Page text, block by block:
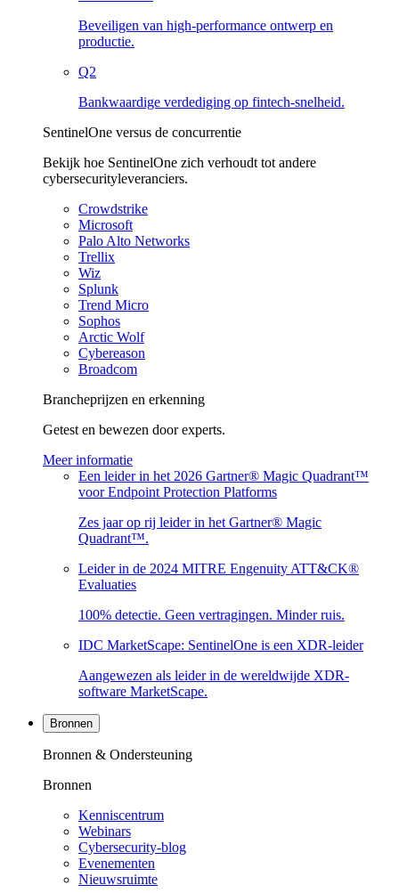
Beveiligen van high-performance ontwerp en
productie.
Q2
Bankwaardige verdediging op fintech-snelheid.
SentinelOne versus de concurrentie
Bekijk hoe SentinelOne zich verhoudt tot andere
cybersecurityleveranciers.
Crowdstrike
Microsoft
Palo Alto Networks
Trellix
Wiz
Splunk
Trend Micro
Sophos
Arctic Wolf
Cybereason
Broadcom
Brancheprijzen en erkenning
Getest en bewezen door experts.
Meer informatie
Een leider in het 2026 Gartner® Magic Quadrant™
voor Endpoint Protection Platforms
Zes jaar op rij leider in het Gartner® Magic
Quadrant™.
Leider in de 2024 MITRE Engenuity ATT&CK®
Evaluaties
100% detectie. Geen vertragingen. Minder ruis.
IDC MarketScape: SentinelOne is een XDR-leider
Aangewezen als leider in de wereldwijde XDR-
software MarketScape.
Bronnen
Bronnen & Ondersteuning
Bronnen
Kenniscentrum
Webinars
Cybersecurity-blog
Evenementen
Nieuwsruimte